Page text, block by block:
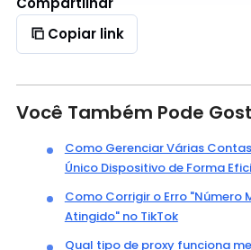
Copiar link
Você Também Pode
Como Gerenciar Várias
Único Dispositivo de Forma
Como Corrigir o Erro "Número
Atingido" no TikTok
Qual tipo de proxy funciona